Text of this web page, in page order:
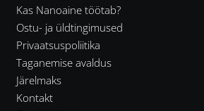
Kas Nanoaine töötab?
Ostu- ja üldtingimused
Privaatsuspoliitika
Taganemise avaldus
Järelmaks
Kontakt